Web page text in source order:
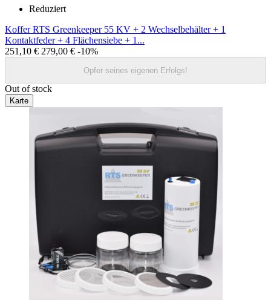
Reduziert
Koffer RTS Greenkeeper 55 KV + 2 Wechselbehälter + 1
Kontaktfeder + 4 Flächensiebe + 1...
251,10 € 279,00 € -10%
Opfer seines eigenen Erfolgs!
Out of stock
Karte